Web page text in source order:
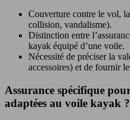
Couverture contre le vol,
collision, vandalisme).
Distinction entre
kayak équipé d’une voile.
Nécessité de préciser la
accessoires) et de fournir
Assurance spécifique
adaptées au voile kayak ?